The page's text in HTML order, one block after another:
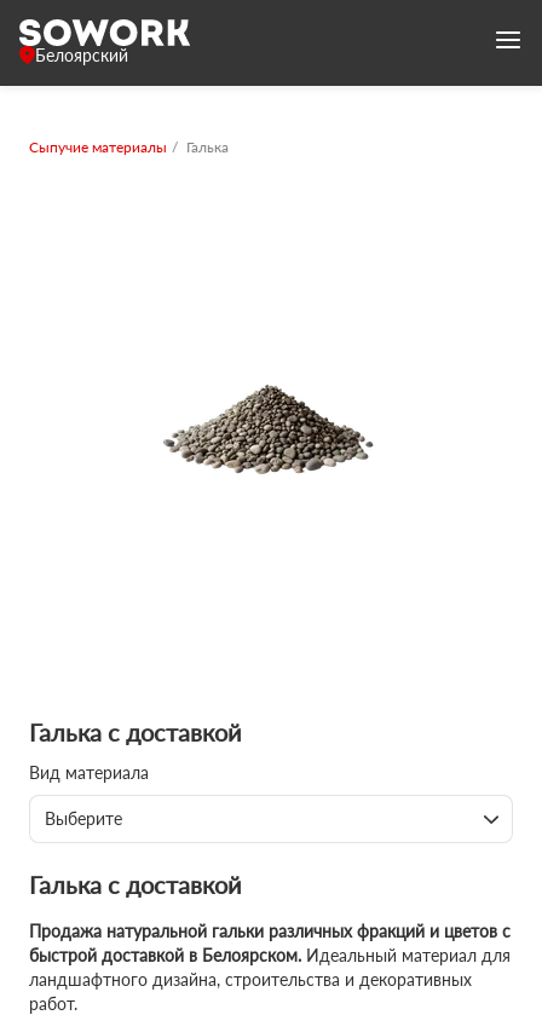
Белоярский
Сыпучие материалы Галька
Галька с доставкой
Вид материала
Выберите
Галька с доставкой
Продажа натуральной гальки различных фракций и цветов с
быстрой доставкой в Белоярском. Идеальный материал для
ландшафтного дизайна, строительства и декоративных
работ.